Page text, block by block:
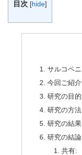
目次 [hide]
サルコペ
今回ご紹
研究の目的
研究の方法
研究の結果
研究の結論
共有: